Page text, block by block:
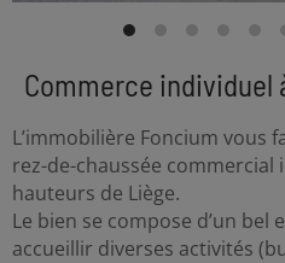
Commerce individuel
L’immobilière Foncium vous
rez-de-chaussée commercial
hauteurs de Liège.
Le bien se compose d’un bel
accueillir diverses activités